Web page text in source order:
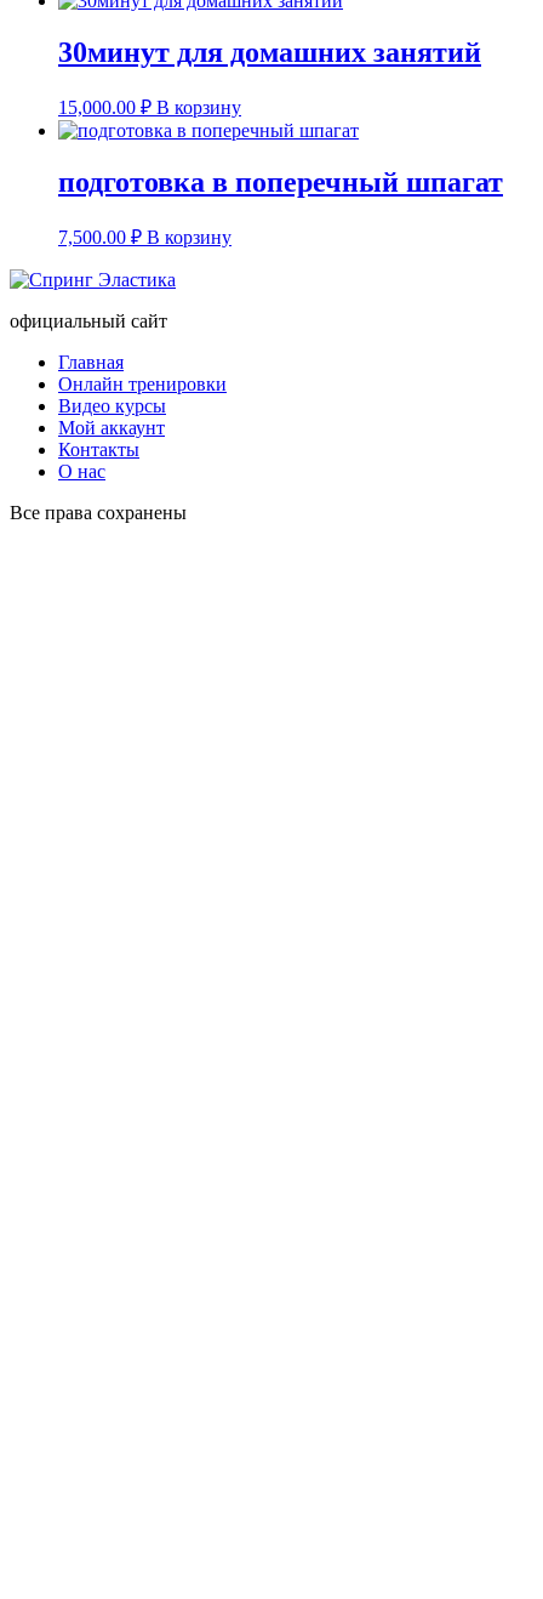
30минут для домашних занятий
15,000.00 ₽ В корзину
подготовка в поперечный шпагат
7,500.00 ₽ В корзину
официальный сайт
Главная
Онлайн тренировки
Видео курсы
Мой аккаунт
Контакты
О нас
Все права сохранены